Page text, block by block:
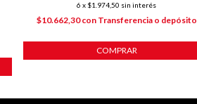
6 x $1.974,50 sin interés
$10.662,30con Transferencia o depósito
COMPRAR